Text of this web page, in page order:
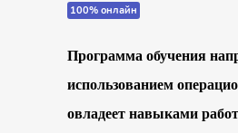
100% онлайн
Программа обучения
использованием
овладеет навыками